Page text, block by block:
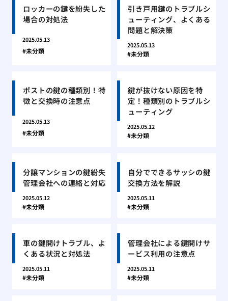
ロッカーの鍵を紛失した
場合の対処法
2025.05.13
未分類
引き戸用鍵のトラブルシ
ューティング、よくある
問題と解決策
2025.05.13
未分類
ポストの鍵の種類別！特
徴と交換時の注意点
2025.05.13
未分類
鍵が抜けない原因を特
定！種類別のトラブルシ
ューティング
2025.05.12
未分類
分譲マンションの鍵紛失
管理会社への連絡と対応
2025.05.12
未分類
自分でできるサッシの鍵
交換方法を解説
2025.05.11
未分類
車の鍵開けトラブル、よ
くある状況と対処法
2025.05.11
未分類
管理会社による鍵開けサ
ービス利用の注意点
2025.05.11
未分類